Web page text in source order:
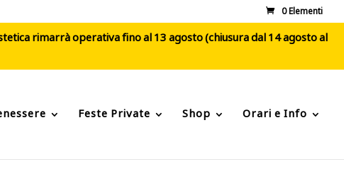
0 Elementi
rimarrà operativa fino al 13 agosto (chiusura dal 14 agosto al
Feste Private Shop Orari e Info